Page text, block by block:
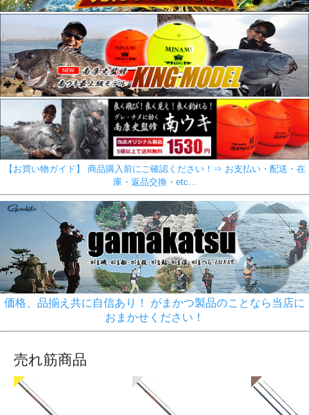
【お買い物ガイド】 商品購入前にご確認ください！⇒ お支払い・配送・在
庫・返品交換・etc...
価格、品揃え共に自信あり！ がまかつ製品のことなら当店に
おまかせください！
売れ筋商品